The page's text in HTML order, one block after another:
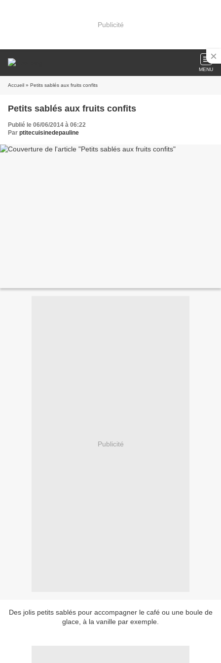
Publicité
MENU
Accueil » Petits sablés aux fruits confits
Petits sablés aux fruits confits
Publié le 06/06/2014 à 06:22
Par ptitecuisinedepauline
Publicité
Des jolis petits sablés pour accompagner le café ou une boule de
glace, à la vanille par exemple.